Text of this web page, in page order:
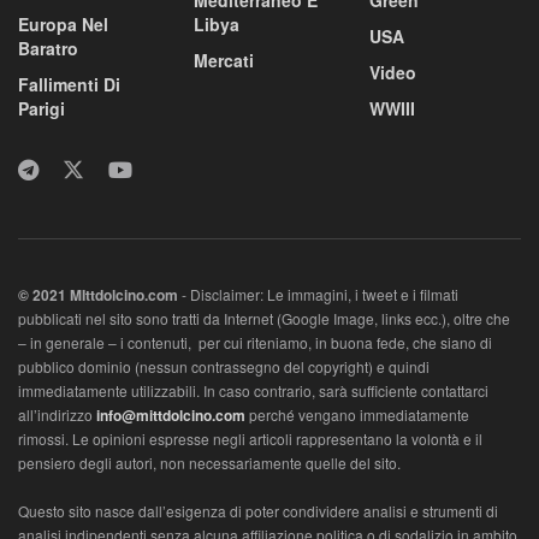
Europa Nel
Baratro
Fallimenti Di
Parigi
Libya
Mercati
USA
Video
WWIII
© 2021 MIttdolcino.com - Disclaimer: Le immagini, i tweet e i filmati
pubblicati nel sito sono tratti da Internet (Google Image, links ecc.), oltre che
– in generale – i contenuti, per cui riteniamo, in buona fede, che siano di
pubblico dominio (nessun contrassegno del copyright) e quindi
immediatamente utilizzabili. In caso contrario, sarà sufficiente contattarci
all’indirizzo info@mittdolcino.com perché vengano immediatamente
rimossi. Le opinioni espresse negli articoli rappresentano la volontà e il
pensiero degli autori, non necessariamente quelle del sito.
Questo sito nasce dall’esigenza di poter condividere analisi e strumenti di
analisi indipendenti senza alcuna affiliazione politica o di sodalizio in ambito